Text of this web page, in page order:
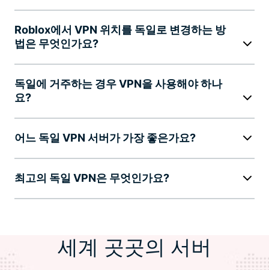
Roblox에서 VPN 위치를 독일로 변경하는 방
법은 무엇인가요?
독일에 거주하는 경우 VPN을 사용해야 하나
요?
어느 독일 VPN 서버가 가장 좋은가요?
최고의 독일 VPN은 무엇인가요?
세계 곳곳의 서버